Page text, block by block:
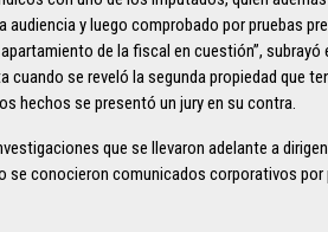
audiencia y luego comprobado por pruebas
de la fiscal en cuestión”, subrayó
cuando se reveló la segunda propiedad que
hechos se presentó un jury en su contra.
que se llevaron adelante a
se conocieron comunicados corporativos por